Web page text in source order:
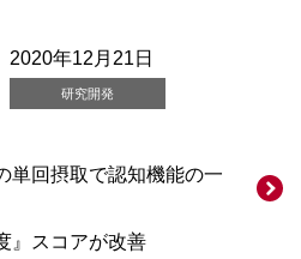
2020年12月21日
研究開発
単回摂取で認知機能の一
』スコアが改善